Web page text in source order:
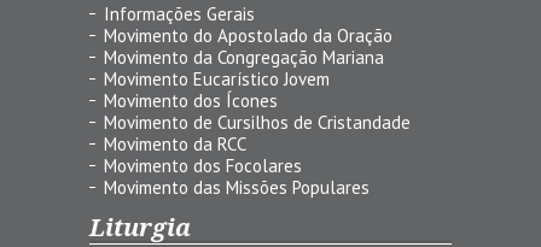
Informações Gerais
Movimento do Apostolado da Oração
Movimento da Congregação Mariana
Movimento Eucarístico Jovem
Movimento dos Ícones
Movimento de Cursilhos de Cristandade
Movimento da RCC
Movimento dos Focolares
Movimento das Missões Populares
Liturgia